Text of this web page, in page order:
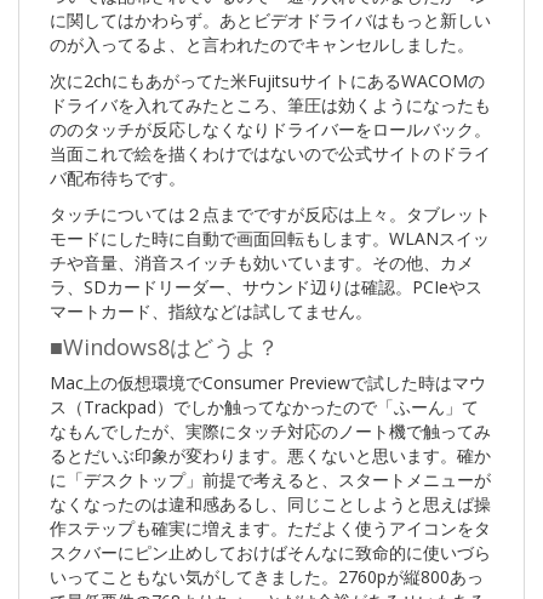
に関してはかわらず。あとビデオドライバはもっと新しい
のが入ってるよ、と言われたのでキャンセルしました。
次に2chにもあがってた米FujitsuサイトにあるWACOMの
ドライバを入れてみたところ、筆圧は効くようになったも
ののタッチが反応しなくなりドライバーをロールバック。
当面これで絵を描くわけではないので公式サイトのドライ
バ配布待ちです。
タッチについては２点までですが反応は上々。タブレット
モードにした時に自動で画面回転もします。WLANスイッ
チや音量、消音スイッチも効いています。その他、カメ
ラ、SDカードリーダー、サウンド辺りは確認。PCIeやス
マートカード、指紋などは試してません。
■Windows8はどうよ？
Mac上の仮想環境でConsumer Previewで試した時はマウ
ス（Trackpad）でしか触ってなかったので「ふーん」て
なもんでしたが、実際にタッチ対応のノート機で触ってみ
るとだいぶ印象が変わります。悪くないと思います。確か
に「デスクトップ」前提で考えると、スタートメニューが
なくなったのは違和感あるし、同じことしようと思えば操
作ステップも確実に増えます。ただよく使うアイコンをタ
スクバーにピン止めしておけばそんなに致命的に使いづら
いってこともない気がしてきました。2760pが縦800あっ